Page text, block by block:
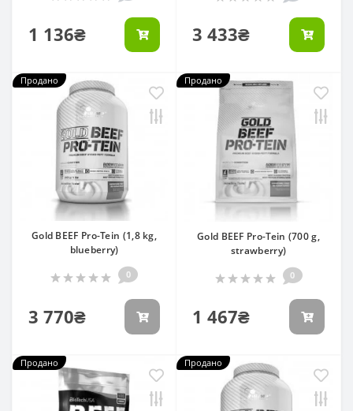
1 136₴ 3 433₴
Продано
Gold BEEF Pro-Tein (1,8 kg,
blueberry)
0
3 770₴
Продано
Gold BEEF Pro-Tein (700 g,
strawberry)
0
1 467₴
Продано Продано